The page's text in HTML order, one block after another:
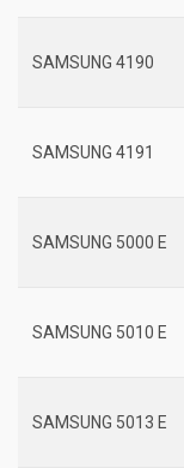
SAMSUNG 4190
SAMSUNG 4191
SAMSUNG 5000 E
SAMSUNG 5010 E
SAMSUNG 5013 E